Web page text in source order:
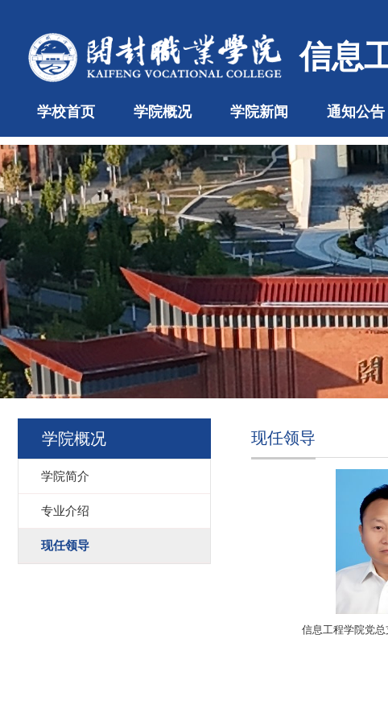
信息
学校首页 学院概况 学院新闻 通知公告
学院概况
学院简介
专业介绍
现任领导
现任领导
信息工程学院党